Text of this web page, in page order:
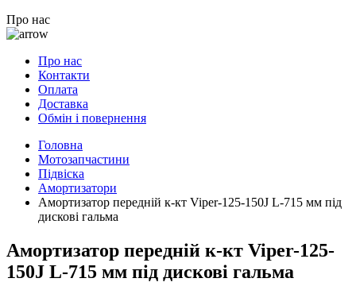
Про нас
Про нас
Контакти
Оплата
Доставка
Обмін і повернення
Головна
Мотозапчастини
Підвіска
Амортизатори
Амортизатор передній к-кт Viper-125-150J L-715 мм під
дискові гальма
Амортизатор передній к-кт Viper-125-
150J L-715 мм під дискові гальма